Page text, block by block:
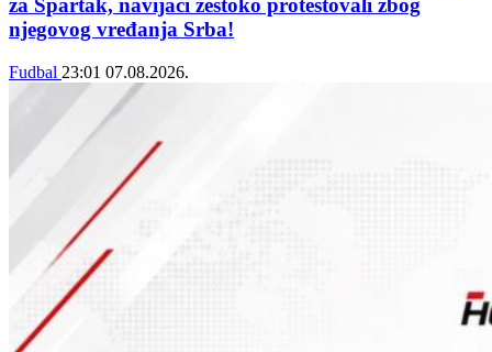
za Spartak, navijači žestoko protestovali zbog
njegovog vređanja Srba!
Fudbal 23:01 07.08.2026.